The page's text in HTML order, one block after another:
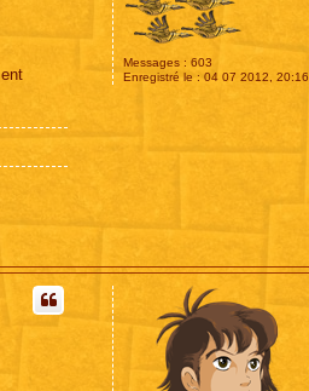
Messages : 603
Enregistré le : 04 07 2012, 20:16